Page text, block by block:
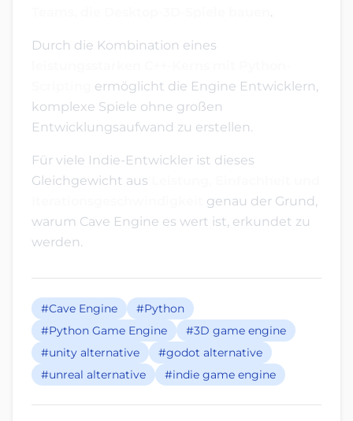
.
Durch die Kombination eines
ermöglicht die Engine Entwicklern,
komplexe Spiele ohne großen
Entwicklungsaufwand zu erstellen.
Für viele Indie-Entwickler ist dieses
Gleichgewicht aus
genau der Grund,
warum Cave Engine es wert ist, erkundet zu
werden.
#Cave Engine
#Python
#Python Game Engine
#3D game engine
#unity alternative
#godot alternative
#unreal alternative
#indie game engine